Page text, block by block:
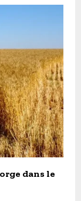
dans le